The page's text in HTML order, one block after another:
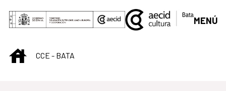
Saltar al contenido principal
MENÚ
INICIOCCE - BATA